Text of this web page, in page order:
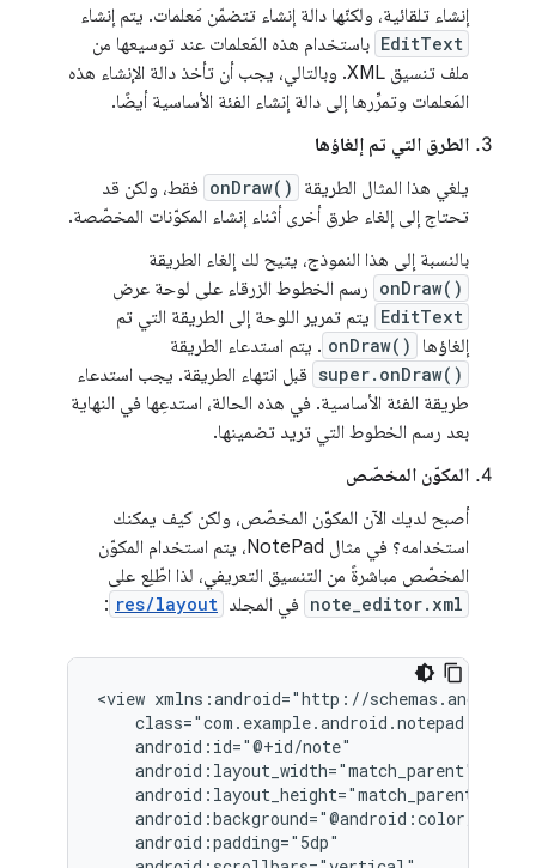
إنشاء تلقائية، ولكنّها دالة إنشاء تتضمّن مَعلمات. يتم إنشاء
EditText باستخدام هذه المَعلمات عند توسيعها من
ملف تنسيق XML. وبالتالي، يجب أن تأخذ دالة الإنشاء هذه
المَعلمات وتمرِّرها إلى دالة إنشاء الفئة الأساسية أيضًا.
الطرق التي تم إلغاؤها
يلغي هذا المثال الطريقة
onDraw() فقط، ولكن قد
تحتاج إلى إلغاء طرق أخرى أثناء إنشاء المكوّنات المخصّصة.
بالنسبة إلى هذا النموذج، يتيح لك إلغاء الطريقة
onDraw() رسم الخطوط الزرقاء على لوحة عرض
EditText يتم تمرير اللوحة إلى الطريقة التي تم
إلغاؤها
onDraw() . يتم استدعاء الطريقة
super.onDraw() قبل انتهاء الطريقة. يجب استدعاء
طريقة الفئة الأساسية. في هذه الحالة، استدعِها في النهاية
بعد رسم الخطوط التي تريد تضمينها.
المكوّن المخصّص
أصبح لديك الآن المكوّن المخصّص، ولكن كيف يمكنك
استخدامه؟ في مثال NotePad، يتم استخدام المكوّن
المخصّص مباشرةً من التنسيق التعريفي، لذا اطّلِع على
note_editor.xml في المجلد res/layout
:
<view